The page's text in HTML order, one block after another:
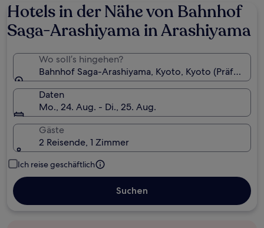
Hotels in der Nähe von Bahnhof
Saga-Arashiyama in Arashiyama
Wo soll’s hingehen?
Bahnhof Saga-Arashiyama, Kyoto, Kyoto (Präfektur),
Daten
Mo., 24. Aug. - Di., 25. Aug.
Gäste
2 Reisende, 1 Zimmer
Ich reise geschäftlich
Suchen